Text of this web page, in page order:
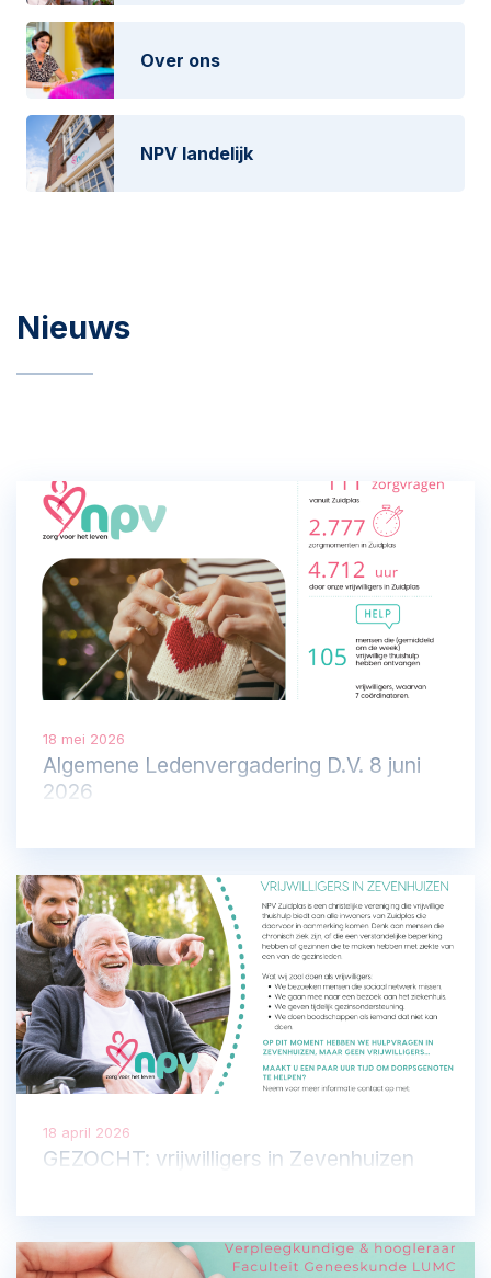
Over ons
NPV landelijk
Nieuws
18 mei 2026
Algemene Ledenvergadering D.V. 8 juni
2026
18 april 2026
GEZOCHT: vrijwilligers in Zevenhuizen